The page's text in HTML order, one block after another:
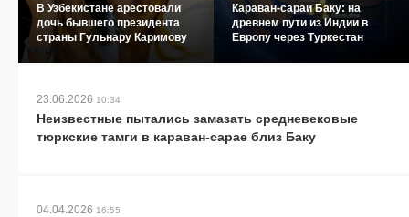
В Узбекистане арестовали
дочь бывшего президента
страны Гульнару Каримову
Караван-сараи Баку: на
древнем пути из Индии в
Европу через Туркестан
23.06.2026 10:34
Неизвестные пытались замазать средневековые
тюркские тамги в караван-сарае близ Баку
04.04.2026 16:55